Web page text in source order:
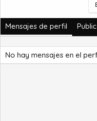
Mensajes de perfil
No hay mensajes en el